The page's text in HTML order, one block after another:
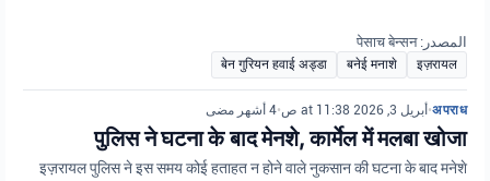
المصدر: पेसाच बेन्सन
इज़रायल
बनेई मनाशे
बेन गुरियन हवाई अड्डा
अपराध
• أبريل 3, 2026 at 11:38 ص •4 أشهر مضى
पुलिस ने घटना के बाद मेनशे, कार्मेल में मलबा खोजा
इज़रायल पुलिस ने इस समय कोई हताहत न होने वाले नुकसान की घटना के बाद मनेशे